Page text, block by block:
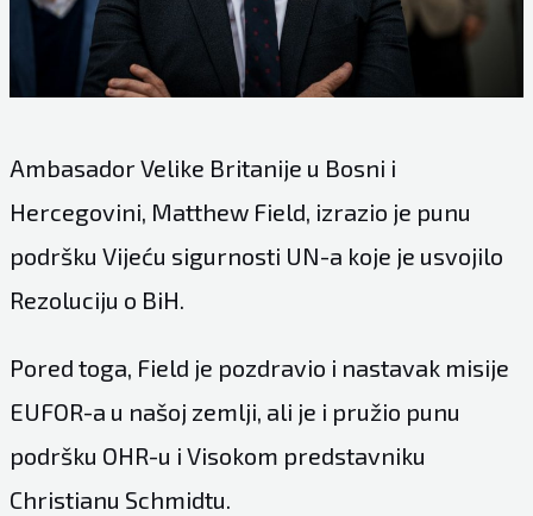
Ambasador Velike Britanije u Bosni i
Hercegovini, Matthew Field, izrazio je punu
podršku Vijeću sigurnosti UN-a koje je usvojilo
Rezoluciju o BiH.
Pored toga, Field je pozdravio i nastavak misije
EUFOR-a u našoj zemlji, ali je i pružio punu
podršku OHR-u i Visokom predstavniku
Christianu Schmidtu.